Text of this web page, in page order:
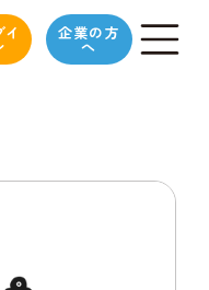
イ 企業の方
へ